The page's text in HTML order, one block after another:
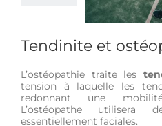
Tendinite et
L’ostéopathie traite les
tension à laquelle les
redonnant une
L’ostéopathe utilisera
essentiellement faciales.